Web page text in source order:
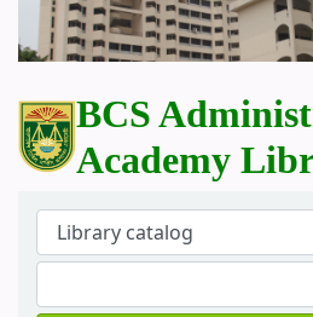
BCS
Academy